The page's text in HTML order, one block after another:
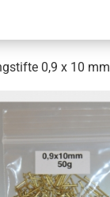
0,9 x 10 mm